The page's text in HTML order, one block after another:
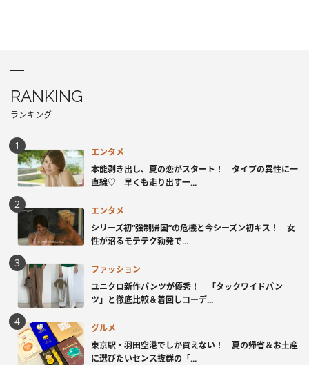
RANKING
ランキング
エンタメ
本能剥き出し、夏の恋がスタート！ タイプの異性に一
直線♡ 早くも走り出す一...
エンタメ
シリーズ初“強制帰国”の危機と今シーズン初キス！ 女
性が沼るモテテク勃発で...
ファッション
ユニクロ新作パンツが優秀！ 「タックワイドパン
ツ」と徹底比較＆着回しコーデ...
グルメ
東京駅・羽田空港でしか買えない！ 夏の帰省＆お土産
に選びたいセンス抜群の「...